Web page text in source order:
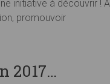
initiative à découvrir !
promouvoir
2017…